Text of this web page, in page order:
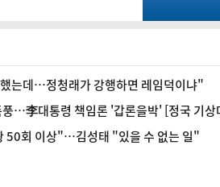
는데…정청래가 강행하면 레임덕이냐"
…李대통령 책임론 '갑론을박' [정국 기상
50회 이상"…김성태 "있을 수 없는 일"